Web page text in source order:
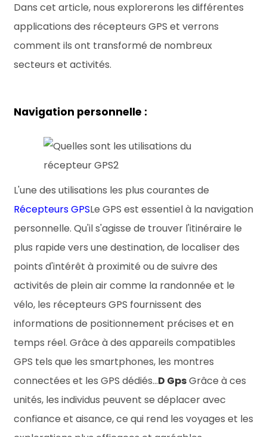
Dans cet article, nous explorerons les différentes
applications des récepteurs GPS et verrons
comment ils ont transformé de nombreux
secteurs et activités.
Navigation personnelle :
L'une des utilisations les plus courantes de
Récepteurs GPSLe GPS est essentiel à la navigation
personnelle. Qu'il s'agisse de trouver l'itinéraire le
plus rapide vers une destination, de localiser des
points d'intérêt à proximité ou de suivre des
activités de plein air comme la randonnée et le
vélo, les récepteurs GPS fournissent des
informations de positionnement précises et en
temps réel. Grâce à des appareils compatibles
GPS tels que les smartphones, les montres
connectées et les GPS dédiés…D GpsGrâce à ces
unités, les individus peuvent se déplacer avec
confiance et aisance, ce qui rend les voyages et les